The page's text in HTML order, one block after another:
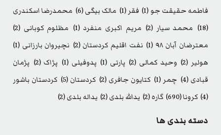
فاطمه حقیقت جو (1) فقر (1) مالک بیگی(6)
محمدرضا اسکندری
(18)
محمد سیار (2) مریم اکبری منفرد (1) مظلوم کوبانی (2)
معترضان آبان ۹۸
(1) نفت اقلیم کردستان (2) نچیروان بارزانی (1)
هولیر (2) وحید کمالی (2) پارتی (1) پدوفیلی (1) پژاک (2)
پژمان
قبادی (4) چمر (1) کتایون جافری (2) کردستان (5)
کردستان باشور
(4)
کرونا(690) گاره(2) یدالله بلدی(2) یداله بلدی(2)
دسته بندی ها